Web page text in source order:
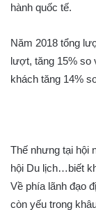
hành quốc tế.
Năm 2018 tổng
lượt, tăng 15% so
khách tăng 14%
Thế nhưng tại hội
hội Du lịch…biết
Về phía lãnh đạo
còn yếu trong